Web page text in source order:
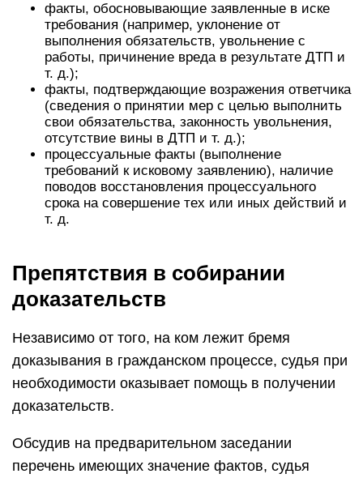
факты, обосновывающие заявленные в иске
требования (например, уклонение от
выполнения обязательств, увольнение с
работы, причинение вреда в результате ДТП и
т. д.);
факты, подтверждающие возражения ответчика
(сведения о принятии мер с целью выполнить
свои обязательства, законность увольнения,
отсутствие вины в ДТП и т. д.);
процессуальные факты (выполнение
требований к исковому заявлению), наличие
поводов восстановления процессуального
срока на совершение тех или иных действий и
т. д.
Препятствия в собирании
доказательств
Независимо от того, на ком лежит бремя
доказывания в гражданском процессе, судья при
необходимости оказывает помощь в получении
доказательств.
Обсудив на предварительном заседании
перечень имеющих значение фактов, судья